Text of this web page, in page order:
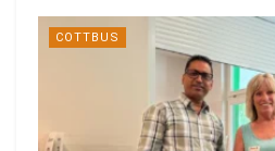
COTTBUS